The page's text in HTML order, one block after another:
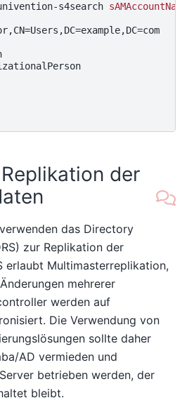
s4search sAMAccountName
der
das Directory
zur Replikation der
erlaubt Multimasterreplikation,
mehrerer
werden auf
Die Verwendung von
sollte daher
AD vermieden und
betrieben werden, der
bleibt.